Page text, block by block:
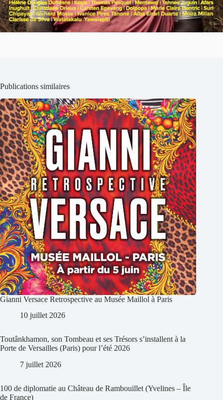
Publications similaires
Gianni Versace Retrospective au Musée Maillol à Paris
10 juillet 2026
Toutânkhamon, son Tombeau et ses Trésors s’installent à la
Porte de Versailles (Paris) pour l’été 2026
7 juillet 2026
100 de diplomatie au Château de Rambouillet (Yvelines – Île
de France)